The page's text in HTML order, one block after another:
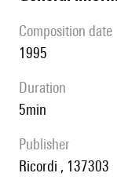
composition date
1995
duration
5min
publisher
Ricordi , 137303